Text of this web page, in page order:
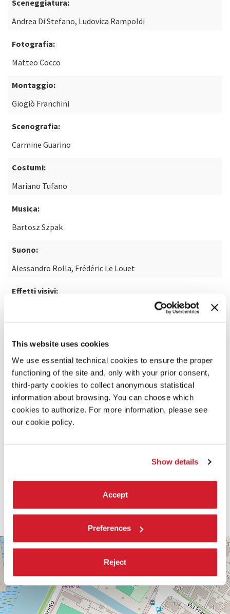
This website uses cookies
We use essential technical cookies to ensure the proper
functioning of the site and, only with your prior consent,
third-party cookies to collect anonymous statistical
information about browsing. You can choose which
cookies to authorize. For more information, please see
our cookie policy.
Show details
Accept
Preferences
Reject
Sceneggiatura:
Andrea Di Stefano, Ludovica Rampoldi
Fotografia:
Matteo Cocco
Montaggio:
Giogiò Franchini
Scenografia:
Carmine Guarino
Costumi:
Mariano Tufano
Musica:
Bartosz Szpak
Suono:
Alessandro Rolla, Frédéric Le Louet
Effetti visivi:
SCOPRI DI PIÙ SUL FILM
PALABIENNALE
VIA
SANDRO
GALLO
86
30126
LIDO
+